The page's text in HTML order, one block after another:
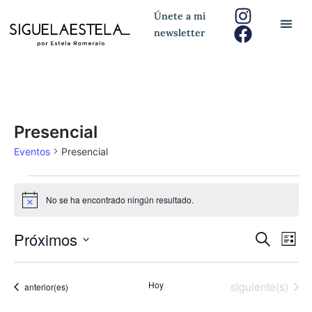
Únete a mi
newsletter
Presencial
Eventos Presencial
Aviso No se ha encontrado ningún resultado.
de
Buscar
de
Lista
Próximos
la
Eventos
anterior(es) Hoy Eventos
siguiente(s)